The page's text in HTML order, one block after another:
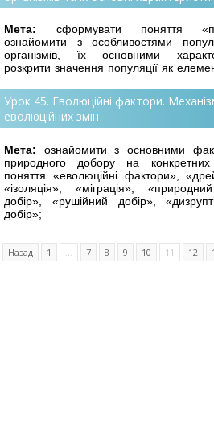
Мета:
сформувати поняття
ознайомити з особливостями
організмів, їх основними
розкрити значення популяції як
Урок 45. Еволюційні фактори.
еволюційних змін
Мета:
ознайомити з основними
природного добору на
поняття «еволюційні фактори»,
«ізоляція», «міграція»,
добір», «рушійний добір»,
добір»;
Назад 1 ... 7 8 9 10 11 12